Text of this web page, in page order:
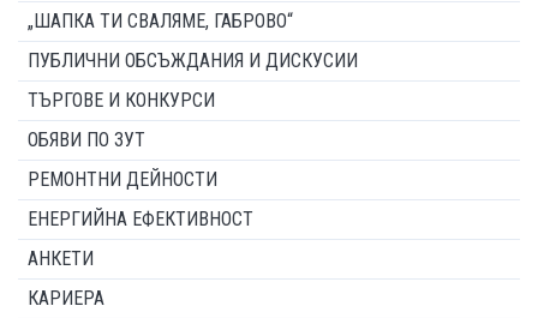
„ШАПКА ТИ СВАЛЯМЕ, ГАБРОВО“
ПУБЛИЧНИ ОБСЪЖДАНИЯ И ДИСКУСИИ
ТЪРГОВЕ И КОНКУРСИ
ОБЯВИ ПО ЗУТ
РЕМОНТНИ ДЕЙНОСТИ
ЕНЕРГИЙНА ЕФЕКТИВНОСТ
АНКЕТИ
КАРИЕРА